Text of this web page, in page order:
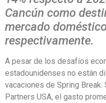
Cancún como
mercado
respectivamente.
A pesar de los desafíos
estadounidenses no están
vacaciones de Spring
Partners USA, el gasto